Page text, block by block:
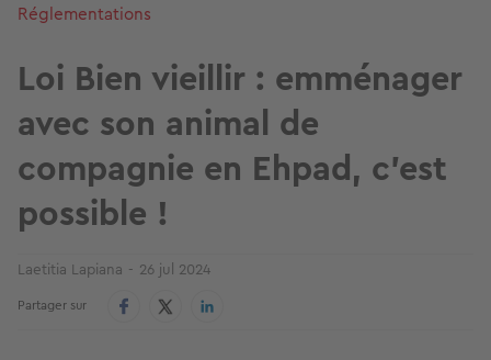
Réglementations
Loi Bien vieillir : emménager
avec son animal de
compagnie en Ehpad, c'est
possible !
Laetitia Lapiana 26 jul 2024
Partager sur